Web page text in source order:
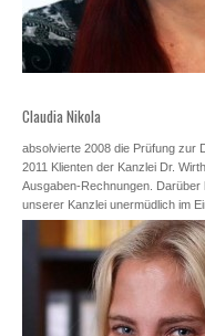
Claudia Nikola
absolvierte 2008 die Prüfung zur
2011 Klienten der Kanzlei Dr.
Ausgaben-Rechnungen.
unserer Kanzlei unermüdlich im